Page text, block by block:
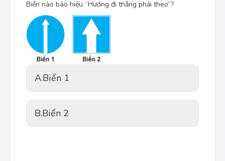
Biển nào báo hiệu “Hướng đi thẳng phải theo”?
A.Biển 1
B.Biển 2